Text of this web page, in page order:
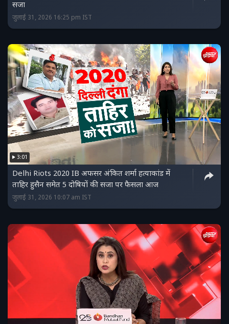
सजा
जुलाई 31, 2026 16:25 pm IST
3:01
Delhi Riots 2020 IB अफसर अंकित शर्मा हत्याकांड में
ताहिर हुसैन समेत 5 दोषियों की सजा पर फैसला आज
जुलाई 31, 2026 10:07 am IST